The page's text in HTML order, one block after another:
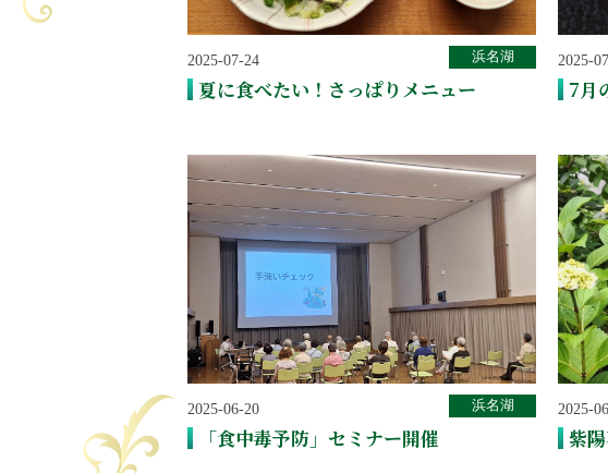
2025-07-24
夏に食べたい！さっぱりメニュー
浜名湖 2025-
7月
2025-06-20
「食中毒予防」セミナー開催
浜名湖 2025-
紫